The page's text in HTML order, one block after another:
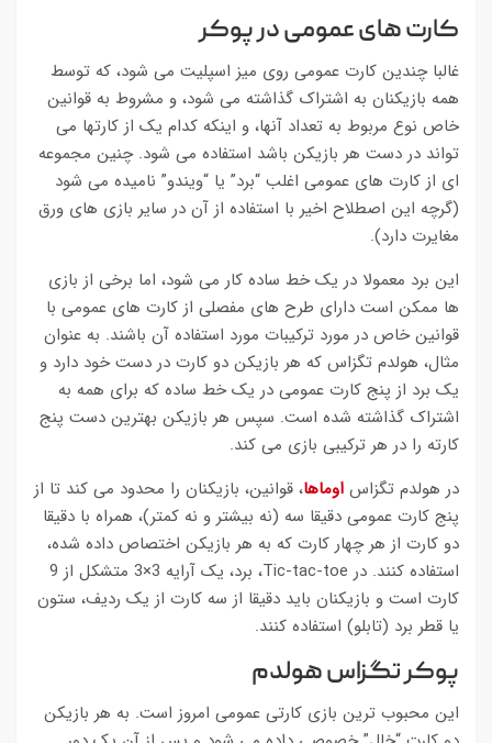
کارت های عمومی در پوکر
غالبا چندین کارت عمومی روی میز اسپلیت می شود، که توسط
همه بازیکنان به اشتراک گذاشته می شود، و مشروط به قوانین
خاص نوع مربوط به تعداد آنها، و اینکه کدام یک از کارتها می
تواند در دست هر بازیکن باشد استفاده می شود. چنین مجموعه
ای از کارت های عمومی اغلب “برد” یا “ویندو” نامیده می شود
(گرچه این اصطلاح اخیر با استفاده از آن در سایر بازی های ورق
مغایرت دارد).
این برد معمولا در یک خط ساده کار می شود، اما برخی از بازی
ها ممکن است دارای طرح های مفصلی از کارت های عمومی با
قوانین خاص در مورد ترکیبات مورد استفاده آن باشند. به عنوان
مثال، هولدم تگزاس که هر بازیکن دو کارت در دست خود دارد و
یک برد از پنج کارت عمومی در یک خط ساده که برای همه به
اشتراک گذاشته شده است. سپس هر بازیکن بهترین دست پنج
کارته را در هر ترکیبی بازی می کند.
در هولدم تگزاس اوماها، قوانین، بازیکنان را محدود می کند تا از
پنج کارت عمومی دقیقا سه (نه بیشتر و نه کمتر)، همراه با دقیقا
دو کارت از هر چهار کارت که به هر بازیکن اختصاص داده شده،
استفاده کنند. در Tic-tac-toe، برد، یک آرایه 3×3 متشکل از 9
کارت است و بازیکنان باید دقیقا از سه کارت از یک ردیف، ستون
یا قطر برد (تابلو) استفاده کنند.
پوکر تگزاس هولدم
این محبوب ترین بازی کارتی عمومی امروز است. به هر بازیکن